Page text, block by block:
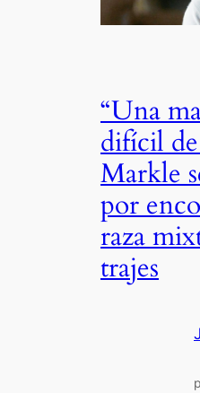
“Una
difícil
Markle
por
raza
trajes